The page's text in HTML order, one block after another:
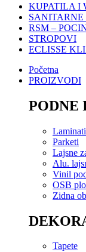
KUPATILA I
SANITARNE
RSM –
STROPOVI
ECLISSE
Početna
PROIZVODI
PODNE
Laminati
Parketi
Lajsne
Alu.
Vinil
OSB
Zidna
Tapete